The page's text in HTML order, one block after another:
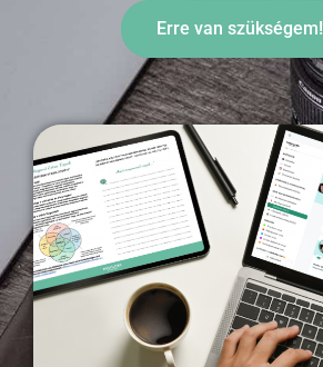
Erre van szükségem!